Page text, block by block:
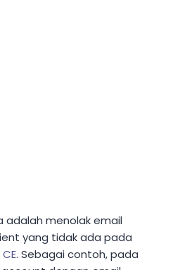
adalah menolak email
yang tidak ada pada
. Sebagai contoh, pada